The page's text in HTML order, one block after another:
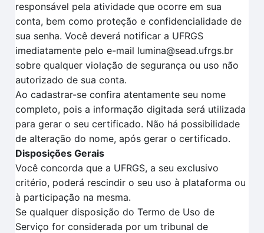
responsável pela atividade que ocorre em sua
conta, bem como proteção e confidencialidade de
sua senha. Você deverá notificar a UFRGS
imediatamente pelo e-mail lumina@sead.ufrgs.br
sobre qualquer violação de segurança ou uso não
autorizado de sua conta.
Ao cadastrar-se confira atentamente seu nome
completo, pois a informação digitada será utilizada
para gerar o seu certificado. Não há possibilidade
de alteração do nome, após gerar o certificado.
Disposições Gerais
Você concorda que a UFRGS, a seu exclusivo
critério, poderá rescindir o seu uso à plataforma ou
à participação na mesma.
Se qualquer disposição do Termo de Uso de
Serviço for considerada por um tribunal de